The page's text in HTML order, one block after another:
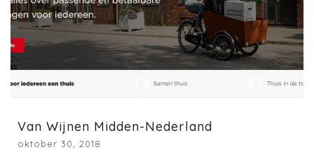
Van Wijnen Midden-Nederland
oktober 30, 2018